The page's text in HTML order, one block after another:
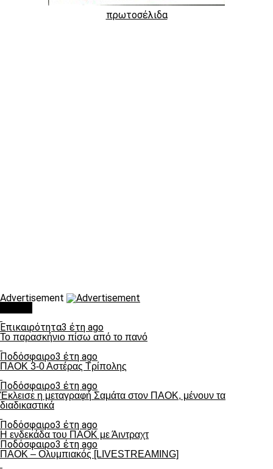
πρωτοσέλιδα
Advertisement
Επικαιρότητα3 έτη ago
Το παρασκήνιο πίσω από το πανό
Ποδόσφαιρο3 έτη ago
ΠΑΟΚ 3-0 Αστέρας Τρίπολης
Ποδόσφαιρο3 έτη ago
Έκλεισε η μεταγραφή Σαμάτα στον ΠΑΟΚ, μένουν τα
διαδικαστικά
Ποδόσφαιρο3 έτη ago
Η ενδεκάδα του ΠΑΟΚ με Άιντραχτ
Ποδόσφαιρο3 έτη ago
ΠΑΟΚ – Ολυμπιακός [LIVESTREAMING]